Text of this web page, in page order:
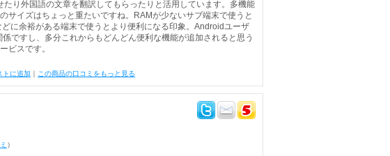
り外国語の文章を翻訳してもらったりと活用しています。多機能
サイズはちょっと重たいですね。RAMが少ないサブ端末で使うと
に余裕がある端末で使うとより便利になる印象。Androidユーザ
ですし、多分これからもどんどん便利な機能が追加されると思う
ビスです。
トに追加 ｜ この商品の口コミをもっと見る
）